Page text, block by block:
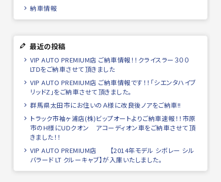
納車情報
最近の投稿
VIP AUTO PREMIUM店 ご納車情報！！クライスラー３００
LTDをご納車させて頂きました
VIP AUTO PREMIUM店 ご納車情報です！！「シエンタハイブ
リッドZ」をご納車させて頂きました。
群馬県太田市にお住いのＡ様に改良後ノアをご納車!!
トラック市袖ヶ浦店(株)ビップオートよりご納車速報！！市原
市のH様にUDクオン アコーディオン車をご納車させて頂
きました！！
VIP AUTO PREMIUM店 【2014年モデル シボレー シル
バラード LT クルーキャブ】が入庫いたしました。